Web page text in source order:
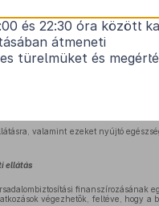
ellátások
13. –
valamint ezeket nyújtó
ellátás
finanszírozásának
végezhetők, feltéve, hogy a
és 22:30 óra között
átmeneti
türelmüket és